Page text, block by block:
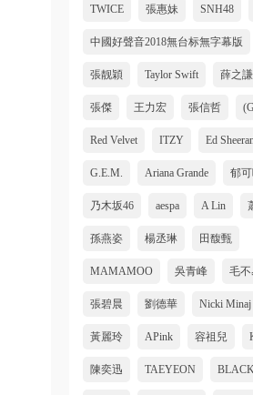
TWICE 張惠妹 SNH48
中國好聲音2018無台标無字幕版
張靓穎 Taylor Swift 薛之謙
張傑 王力宏 張信哲
Red Velvet ITZY Ed
G.E.M. Ariana Grande 郁
乃木坂46 aespa A Lin
孫燕姿 楊丞琳 田馥甄
MAMAMOO 吳青峰 毛
張碧晨 劉德華 Nicki Minaj
黃麗玲 APink 容祖兒
陳奕迅 TAEYEON